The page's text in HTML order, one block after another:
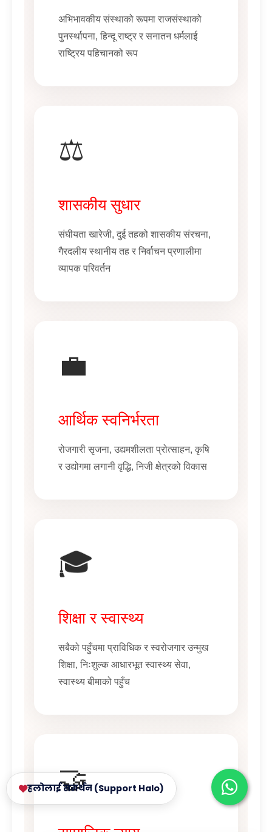
अभिभावकीय संस्थाको रूपमा राजसंस्थाको
पुनर्स्थापना, हिन्दू राष्ट्र र सनातन धर्मलाई
राष्ट्रिय पहिचानको रूप
⚖️
शासकीय सुधार
संघीयता खारेजी, दुई तहको शासकीय संरचना,
गैरदलीय स्थानीय तह र निर्वाचन प्रणालीमा
व्यापक परिवर्तन
💼
आर्थिक स्वनिर्भरता
रोजगारी सृजना, उद्यमशीलता प्रोत्साहन, कृषि
र उद्योगमा लगानी वृद्धि, निजी क्षेत्रको विकास
🎓
शिक्षा र स्वास्थ्य
सबैको पहुँचमा प्राविधिक र स्वरोजगार उन्मुख
शिक्षा, निःशुल्क आधारभूत स्वास्थ्य सेवा,
स्वास्थ्य बीमाको पहुँच
🤝
हलोलाई समर्थन (Support Halo)